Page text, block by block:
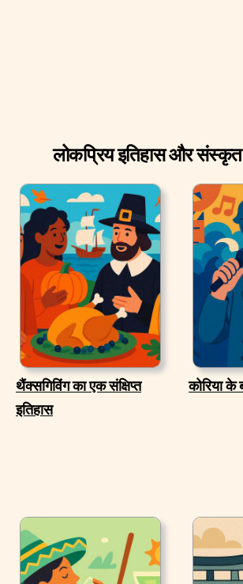
लोकप्रिय इतिहास और संस्कृत
थैंक्सगिविंग का एक संक्षिप्त
इतिहास
कोरिया के